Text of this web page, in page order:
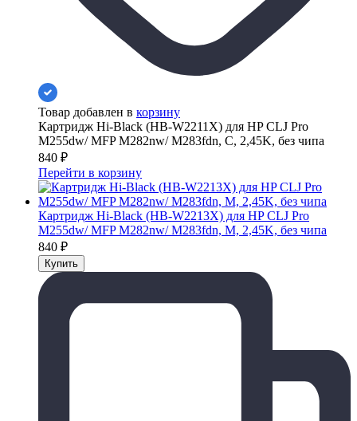
Товар добавлен в корзину
Картридж Hi-Black (HB-W2211X) для HP CLJ Pro
M255dw/ MFP M282nw/ M283fdn, C, 2,45K, без чипа
840 ₽
Перейти в корзину
Картридж Hi-Black (HB-W2213X) для HP CLJ Pro
M255dw/ MFP M282nw/ M283fdn, M, 2,45K, без чипа
840 ₽